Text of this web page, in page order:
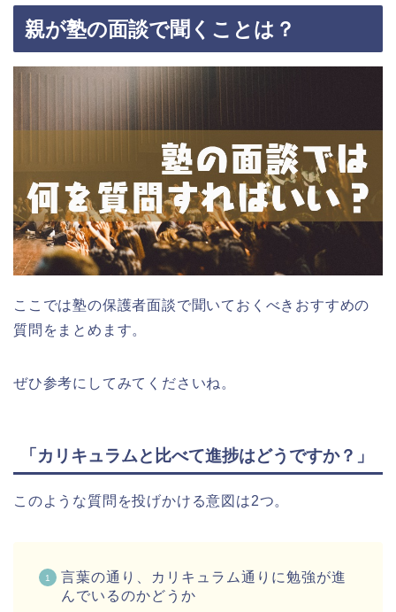
親が塾の面談で聞くことは？
ここでは塾の保護者面談で聞いておくべきおすすめの
質問をまとめます。
ぜひ参考にしてみてくださいね。
「カリキュラムと比べて進捗はどうですか？」
このような質問を投げかける意図は2つ。
言葉の通り、カリキュラム通りに勉強が進
んでいるのかどうか